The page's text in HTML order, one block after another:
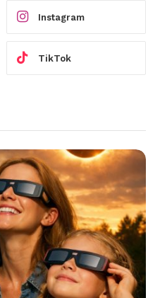
Instagram
TikTok